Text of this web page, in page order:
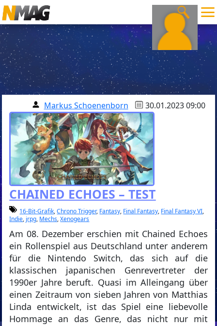
Markus Schoenenborn 30.01.2023 09:00
CHAINED ECHOES – TEST
16-Bit-Grafik,Chrono Trigger, Fantasy, Final Fantasy, Final Fantasy VI,
Indie, jrpg, Mechs,Xenogears
Am 08. Dezember erschien mit Chained Echoes
ein Rollenspiel aus Deutschland unter anderem
für die Nintendo Switch, das sich auf die
klassischen japanischen Genrevertreter der
1990er Jahre beruft. Quasi im Alleingang über
einen Zeitraum von sieben Jahren von Matthias
Linda entwickelt, ist das Spiel eine liebevolle
Hommage an das Genre, das nicht nur mit